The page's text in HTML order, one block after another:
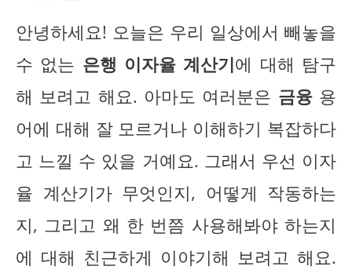
안녕하세요! 오늘은 우리 일상에서 빼놓을
수 없는 은행 이자율 계산기에 대해 탐구
해 보려고 해요. 아마도 여러분은 금융용
어에 대해 잘 모르거나 이해하기 복잡하다
고 느낄 수 있을 거예요. 그래서 우선 이자
율 계산기가 무엇인지, 어떻게 작동하는
지, 그리고 왜 한 번쯤 사용해봐야 하는지
에 대해 친근하게 이야기해 보려고 해요.